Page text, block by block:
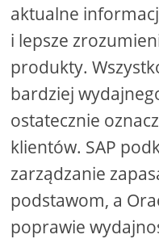
aktualne
i lepsze
produkty.
bardziej
ostatecznie
klientów. SAP
zarządzanie
podstawom, a
poprawie